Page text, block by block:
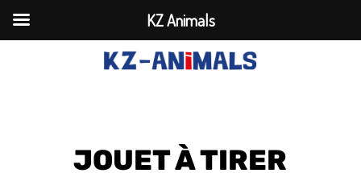
JOUET À TIRER
KZ Animals